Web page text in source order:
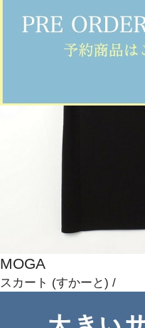
MOGA
スカート (すかーと) /